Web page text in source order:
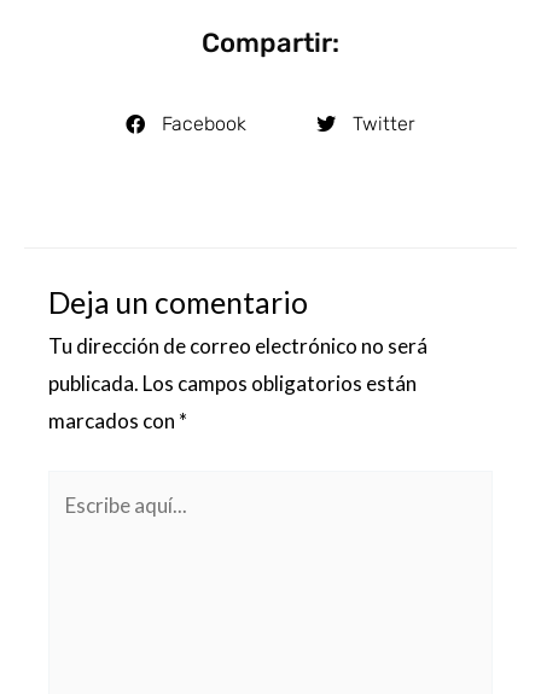
Compartir:
Facebook Twitter
Deja un comentario
Tu dirección de correo electrónico no será
publicada. Los campos obligatorios están
marcados con *